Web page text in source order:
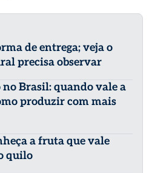
de entrega; veja o
precisa observar
Brasil: quando vale a
produzir com mais
a fruta que vale
quilo